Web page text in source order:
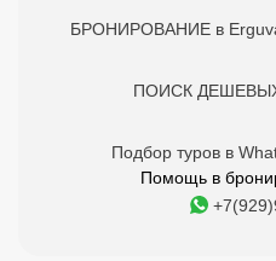
БРОНИРОВАНИЕ в
ПОИСК
Подбор туров в
Помощь в